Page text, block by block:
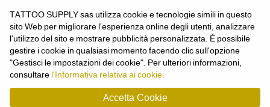
CONTATTACI
UTENTE
Login
Registrati
TATTOO SUPPLY sas utilizza cookie e tecnologie simili in questo
sito Web per migliorare l'esperienza online degli utenti, analizzare
l'utilizzo del sito e mostrare pubblicità personalizzata. È possibile
gestire i cookie in qualsiasi momento facendo clic sull'opzione
"Gestisci le impostazioni dei cookie". Per ulteriori informazioni,
consultare l'Informativa relativa ai cookie.
Accetta Cookie